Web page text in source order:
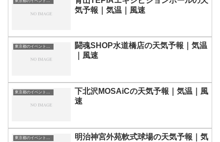
東京都のイベント会場一覧
気予報｜気温｜風速
東京都のイベント会場一覧
闘魂SHOP水道橋店の天気予報｜気温
｜風速
東京都のイベント会場一覧
下北沢MOSAiCの天気予報｜気温｜風
速
東京都のイベント会場一覧
明治神宮外苑軟式球場の天気予報｜気